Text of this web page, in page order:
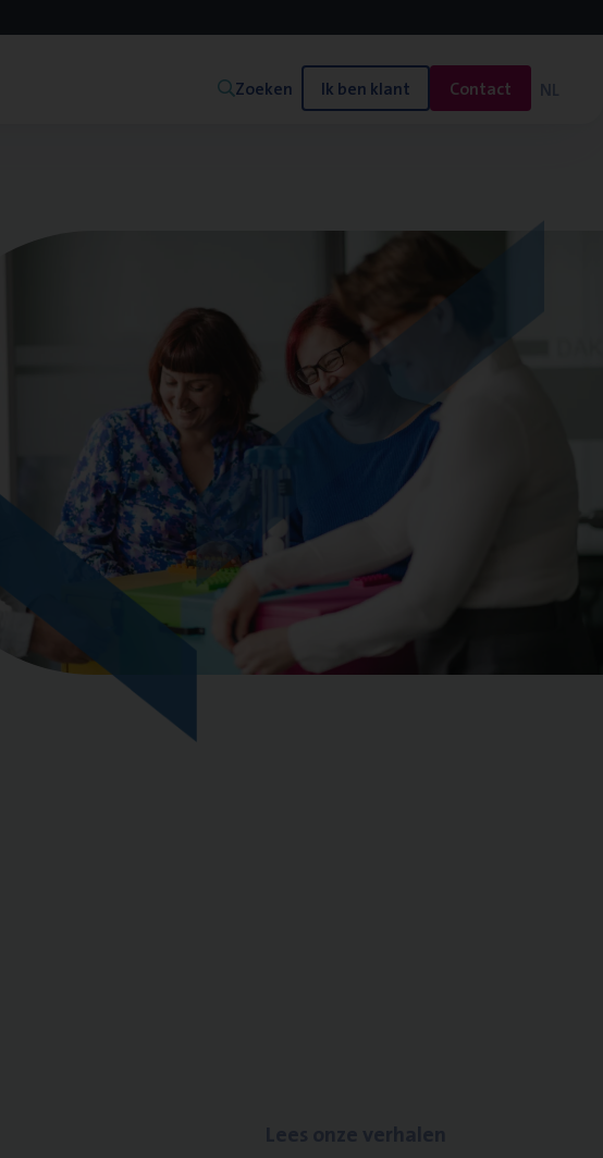
Zoeken Ik ben klant Contact NL